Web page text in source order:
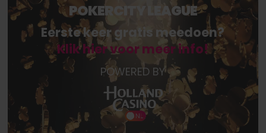
POKERCITY LEAGUE
Eerste keer gratis meedoen?
Klik hier voor meer info!
POWERED BY